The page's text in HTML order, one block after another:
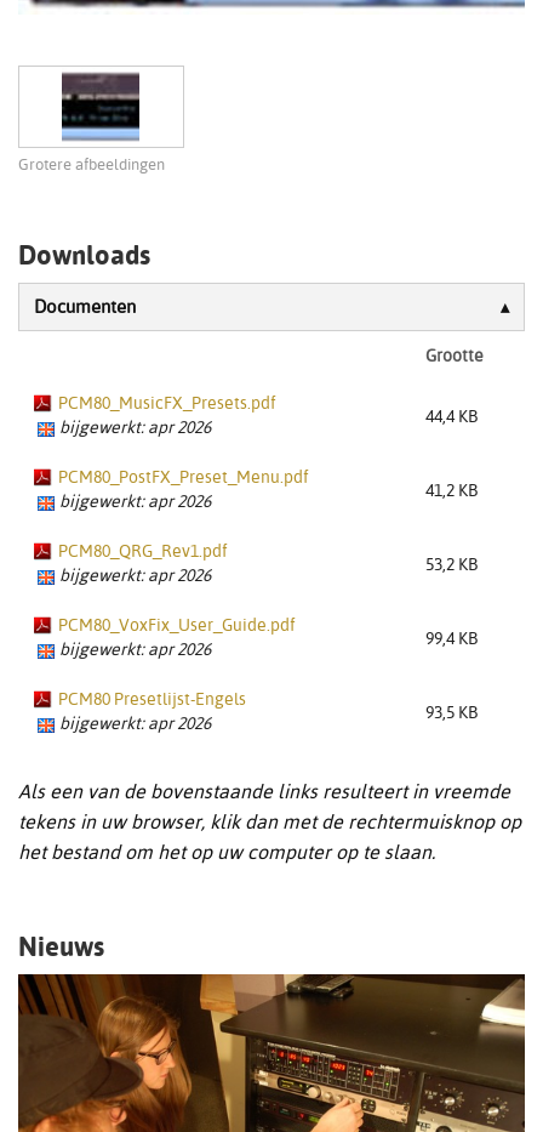
Grotere afbeeldingen
Downloads
Documenten
Grootte
PCM80_MusicFX_Presets.pdf
bijgewerkt: apr 2026
44,4 KB
PCM80_PostFX_Preset_Menu.pdf
bijgewerkt: apr 2026
41,2 KB
PCM80_QRG_Rev1.pdf
bijgewerkt: apr 2026
53,2 KB
PCM80_VoxFix_User_Guide.pdf
bijgewerkt: apr 2026
99,4 KB
PCM80 Presetlijst-Engels
bijgewerkt: apr 2026
93,5 KB
Als een van de bovenstaande links resulteert in vreemde
tekens in uw browser, klik dan met de rechtermuisknop op
het bestand om het op uw computer op te slaan.
Nieuws